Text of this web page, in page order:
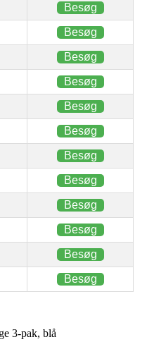
Besøg
Besøg
Besøg
Besøg
Besøg
Besøg
Besøg
Besøg
Besøg
Besøg
Besøg
Besøg
3-pak, blå